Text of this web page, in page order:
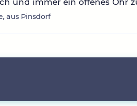
und immer ein offenes Ohr
aus Pinsdorf